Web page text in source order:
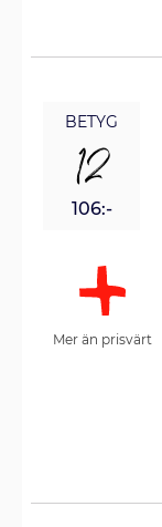
BETYG
12
106:-
Mer än prisvärt